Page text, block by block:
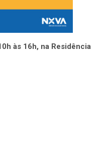
às 16h, na Residência